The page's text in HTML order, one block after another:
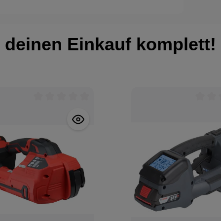
deinen Einkauf komplett!